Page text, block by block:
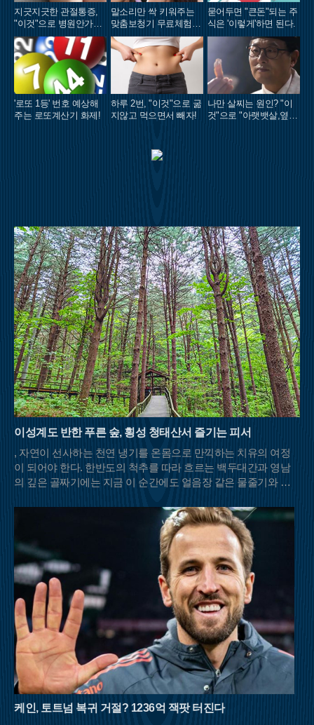
지긋지긋한 관절통증,
"이것"으로 병원안가도
돼..
말소리만 싹 키워주는
맞춤보청기 무료체험 지
원자모집
묻어두면 "큰돈"되는 주
식은 '이렇게'하면 된다.
'로또 1등' 번호 예상해
주는 로또계산기 화제!
하루 2번, "이것"으로 굶
지않고 먹으면서 빼자!
나만 살찌는 원인? "이
것"으로 "아랫뱃살,옆구
이성계도 반한 푸른 숲, 횡성 청태산서 즐기는 피서
, 자연이 선사하는 천연 냉기를 온몸으로 만끽하는 치유의 여정
이 되어야 한다. 한반도의 척추를 따라 흐르는 백두대간과 영남
의 깊은 골짜기에는 지금 이 순간에도 얼음장 같은 물줄기와 울
고 있다.충북 영동과 전북 무주, 경북 김천이 맞닿은 민주지산은
이름 그대로 사방에서 사람들이 우러러보는 넉넉한 품을 가졌다.
해발 1,242m의 고산임에도 불구하고 날카로운 암릉 대신 부드러
운 흙길이 이어져 여름철 산행의 피로도를 덜어준다. 특히 북쪽
자락의 물한계곡은 이름처럼 물이 너무 차가워 오래 발을 담그기
힘들 정도로 강력한 냉기를 자랑한다. 하늘이 보이지 않을 만큼
빽빽하게 들어선 원시림은 강렬한 햇볕을 차단해 주며, 삼도봉
정상에 서면 세 갈래의 문화와 방언이 교차하는 화합의 풍경을
마주할 수 있다.백두대간의 웅장한 기운을 느끼고 싶다면 경북
문경과 충북 괴산의 경계에 솟은 대야산이 제격이다. 속리산국립
공원의 비경을 고스란히 간직한 이곳은 거대한 화강암 암릉미가
돋보이는 산이다. 대야산의 여름을 완성하는 것은 단연 용추계곡
과 선유동계곡이다. 오랜 세월 물살이 빚어낸 하트 모양의 용추
폭포는 보는 것만으로도 청량감을 선사하며, 조선 시대 학자 이
덕형이 사랑했던 선유동계곡은 고즈넉한 풍류를 더한다. 육산의
케인, 토트넘 복귀 거절? 1236억 잭팟 터진다